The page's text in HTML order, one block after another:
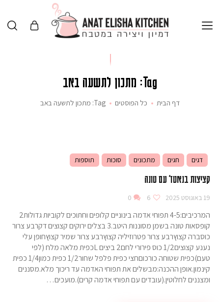
Tag: מתכון לתשעה באב
דף הבית כל הפוסטים Tag: מתכון לתשעה באב
דגים חגים מתכונים סוכות תוספות
קציצות בנאטז' עם טונה
19 באוגוסט 2025 6
0
המרכיבים:4-5 תפוחי אדמה בינוניים קלופים וחתוכים לקוביות גדולות2
קופסאות טונה בשמן מסוננות היטב.3 בצלים ירוקים קצוצים דקרבע צרור
כוסברה קצוץרבע צרור פטרוזיליה קצוץרבע צרור שמיר קצוץחופן עלי
נענע קצוצים1/2 כוס פירורי לחם2 ביצים Lכפית מלאה מלח (לפי
טעם)כפית שטוחה כורכוםחצי כפית פלפל שחור1/2 כפית כמון1/4 כפית
קינמון.אופן ההכנה:מבשלים את תפוחי האדמה עד ריכוך מלא.מסננים
ומצננים לחלוטין.(עובדים עם תפוחי אדמה קרים).מועכים…